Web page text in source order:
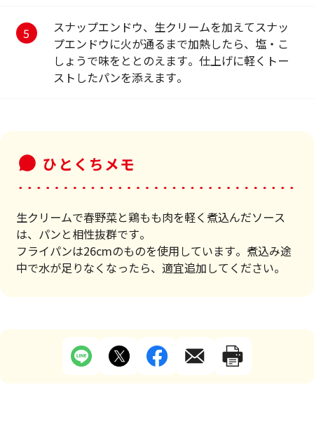
スナップエンドウ、生クリームを加えてスナッ
プエンドウに火が通るまで加熱したら、塩・こ
しょうで味をととのえます。仕上げに軽くトー
ストしたパンを添えます。
ひとくちメモ
生クリームで春野菜と鶏もも肉を軽く煮込んだソース
は、パンと相性抜群です。
フライパンは26cmのものを使用しています。煮込み途
中で水が足りなくなったら、適宜追加してください。